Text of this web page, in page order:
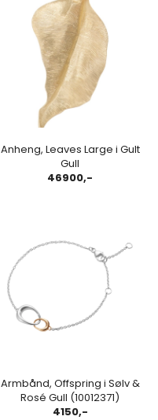
Anheng, Leaves Large i Gult
Gull
46900,-
Armbånd, Offspring i Sølv &
Rosé Gull (10012371)
4150,-